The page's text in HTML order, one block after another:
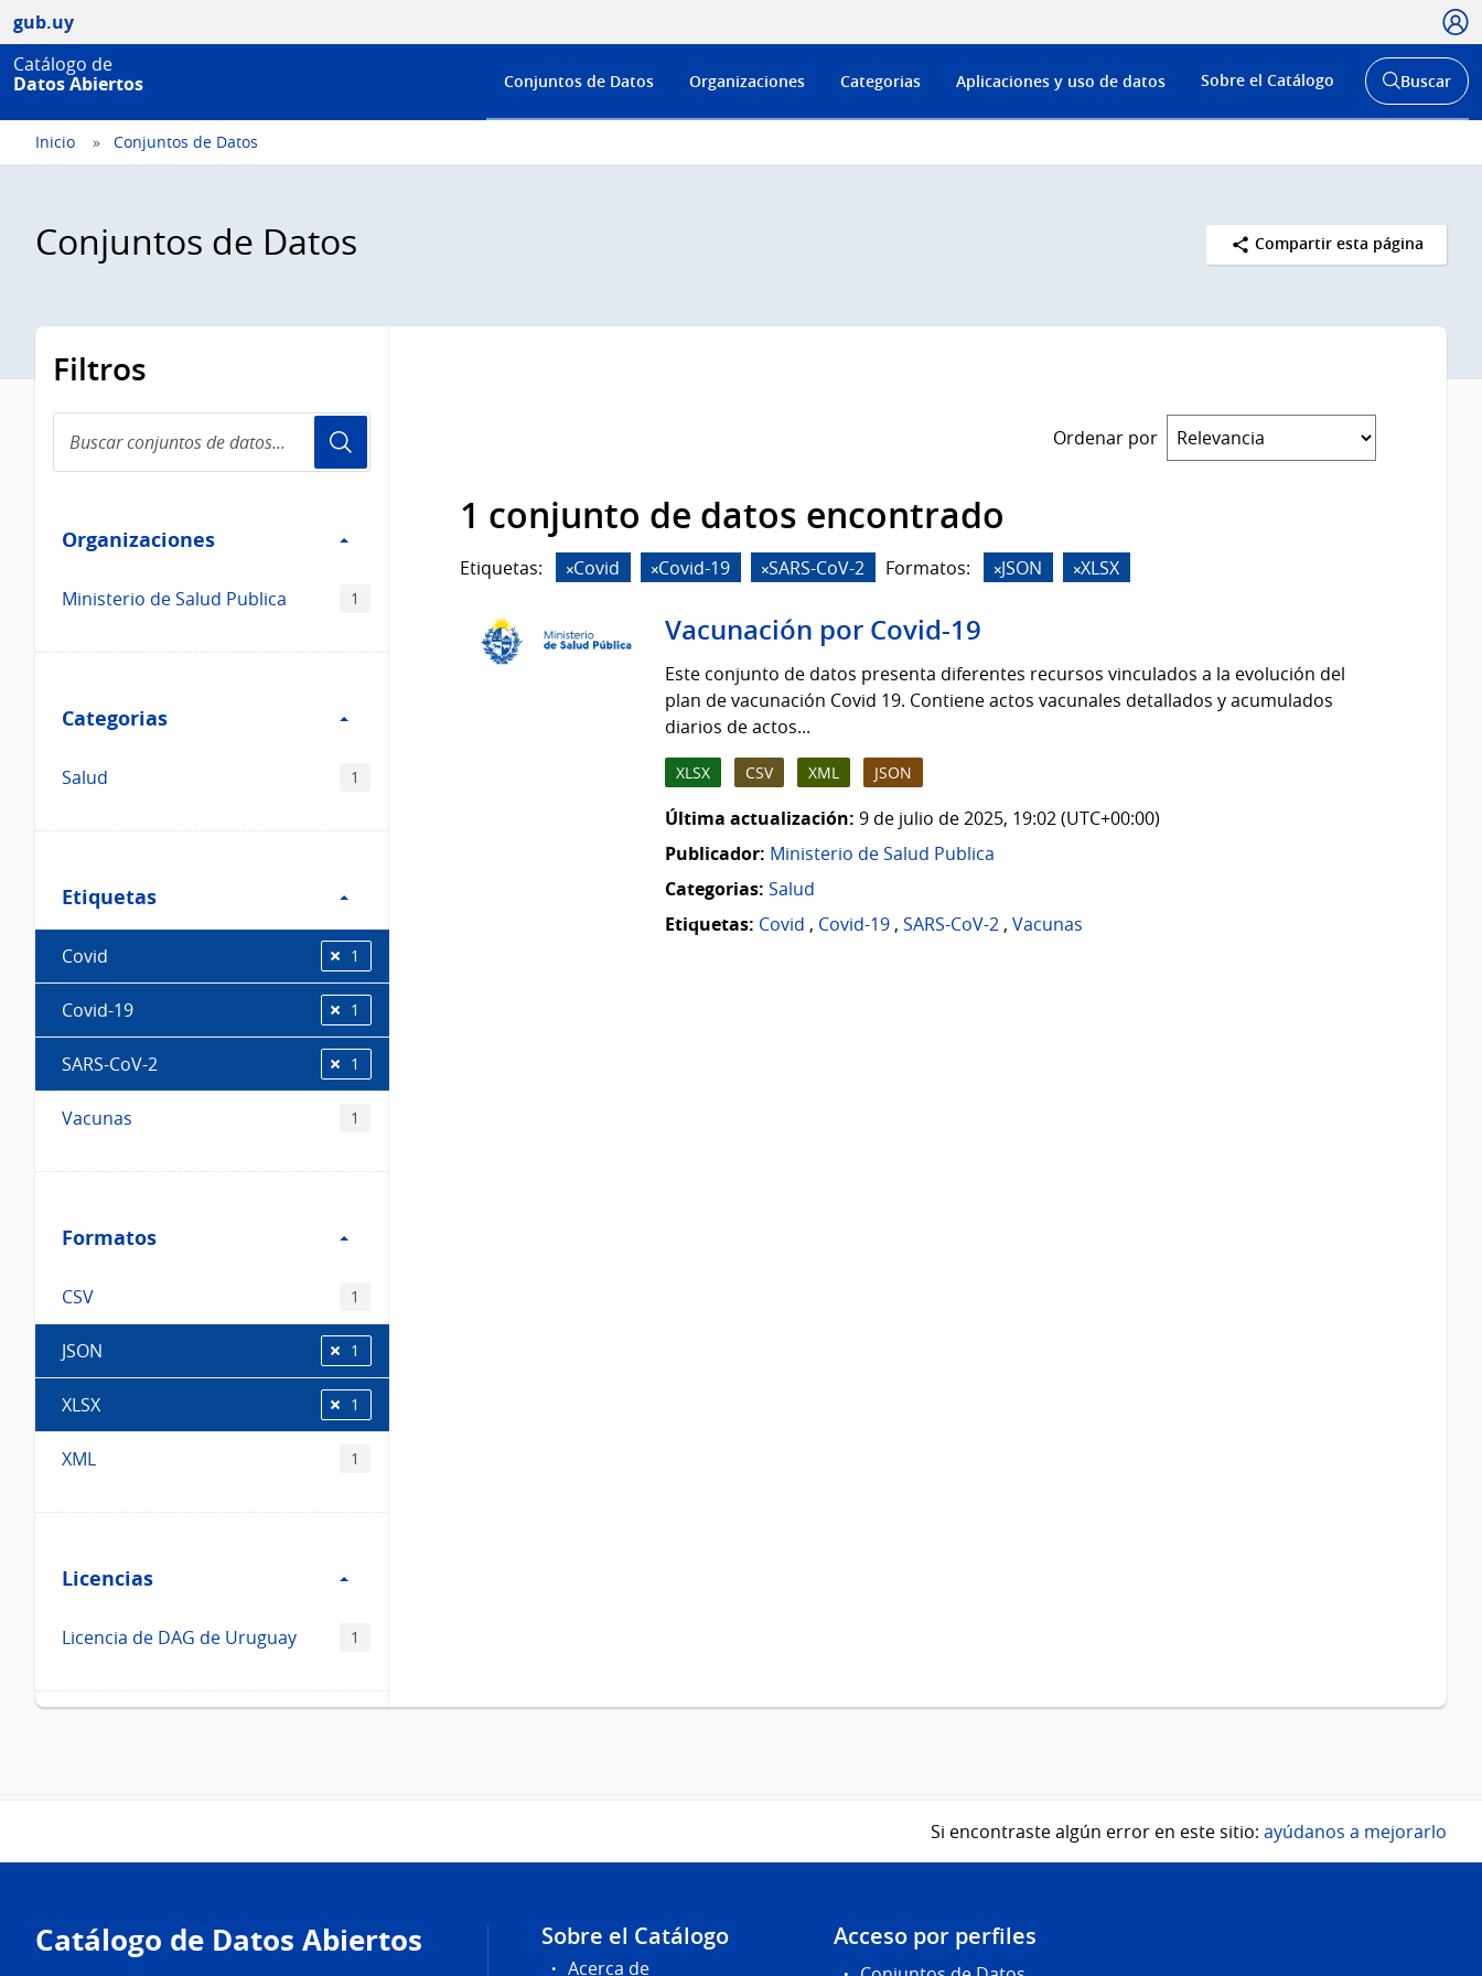
gub.uy
Catálogo de
Datos Abiertos
Menú
de
Conjuntos de Datos Organizaciones Categorias Aplicaciones y uso de datos Sobre el Catálogo
Abrir
buscador
Buscar
Inicio Conjuntos de Datos
Conjuntos de Datos Compartir esta página
Filtros
conjuntos
de
Organizaciones
Organizaciones
Ministerio de Salud Publica 1
Categorias
Categorias
Salud 1
Etiquetas
Etiquetas
Covid 1
Covid-19 1
SARS-CoV-2 1
Vacunas 1
Formatos
Formatos
CSV 1
JSON 1
XLSX 1
XML 1
Licencias
Licencias
Licencia de DAG de Uruguay 1
Ordenar por
1 conjunto de datos encontrado
Etiquetas: Covid Covid-19 SARS-CoV-2 Formatos: JSON XLSX
Vacunación por Covid-19
Este conjunto de datos presenta diferentes recursos vinculados a la evolución del
plan de vacunación Covid 19. Contiene actos vacunales detallados y acumulados
diarios de actos...
XLSX CSV XML JSON
Última actualización: 9 de julio de 2025, 19:02 (UTC+00:00)
Publicador: Ministerio de Salud Publica
Categorias: Salud
Etiquetas: Covid , Covid-19, SARS-CoV-2, Vacunas
Si encontraste algún error en este sitio: ayúdanos a mejorarlo
página
Catálogo de Datos Abiertos Sobre el Catálogo
Acerca de
Acceso por perfiles